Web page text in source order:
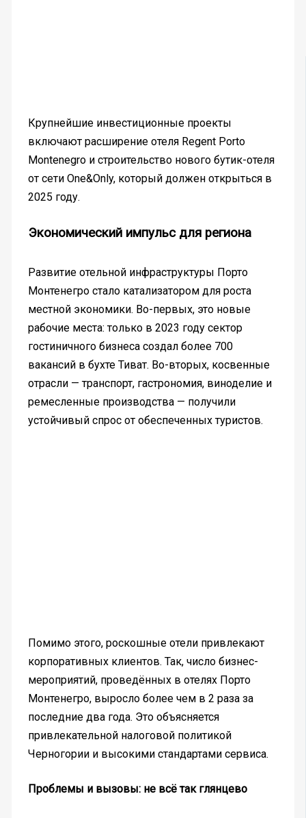
Крупнейшие инвестиционные проекты
включают расширение отеля Regent Porto
Montenegro и строительство нового бутик-отеля
от сети One&Only, который должен открыться в
2025 году.
Экономический импульс для региона
Развитие отельной инфраструктуры Порто
Монтенегро стало катализатором для роста
местной экономики. Во-первых, это новые
рабочие места: только в 2023 году сектор
гостиничного бизнеса создал более 700
вакансий в бухте Тиват. Во-вторых, косвенные
отрасли — транспорт, гастрономия, виноделие и
ремесленные производства — получили
устойчивый спрос от обеспеченных туристов.
Помимо этого, роскошные отели привлекают
корпоративных клиентов. Так, число бизнес-
мероприятий, проведённых в отелях Порто
Монтенегро, выросло более чем в 2 раза за
последние два года. Это объясняется
привлекательной налоговой политикой
Черногории и высокими стандартами сервиса.
Проблемы и вызовы: не всё так глянцево